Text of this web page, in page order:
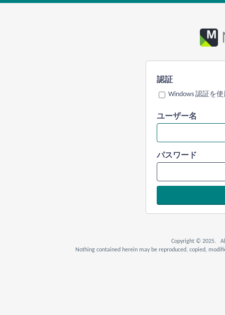
認証
Windows 認証を
ユーザー名
パスワード
Copyright © 2025. All
Nothing contained herein may be reproduced, copied,